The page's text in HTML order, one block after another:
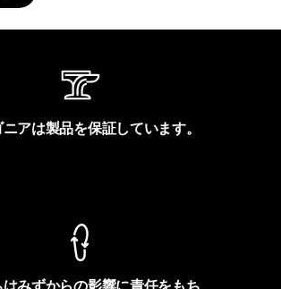
アは製品を保証しています。